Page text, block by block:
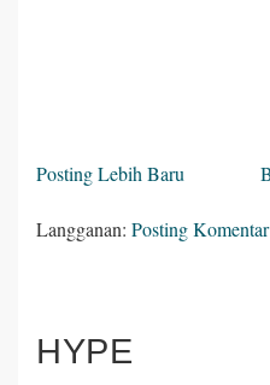
Posting Lebih Baru
Langganan: Posting
HYPE